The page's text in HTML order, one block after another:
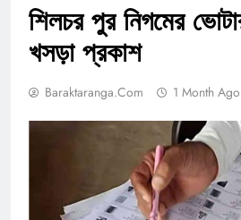
শিলচর পুর নিগমের
খসড়া প্রকাশ
Baraktaranga.com 1 Month Ago